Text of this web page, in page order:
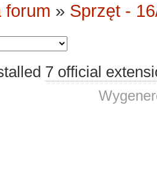
forum » Sprzęt -
7 official